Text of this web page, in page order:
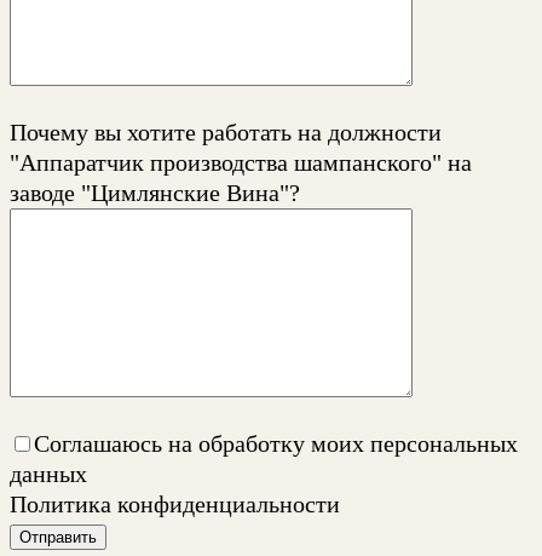
Почему вы хотите работать на должности
"Аппаратчик производства шампанского" на
заводе "Цимлянские Вина"?
Соглашаюсь на обработку моих персональных
данных
Политика конфиденциальности
Отправить